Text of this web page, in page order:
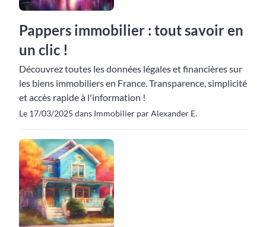
Pappers immobilier : tout savoir en
un clic !
Découvrez toutes les données légales et financières sur
les biens immobiliers en France. Transparence, simplicité
et accès rapide à l'information !
Le 17/03/2025 dans Immobilier par Alexander E.